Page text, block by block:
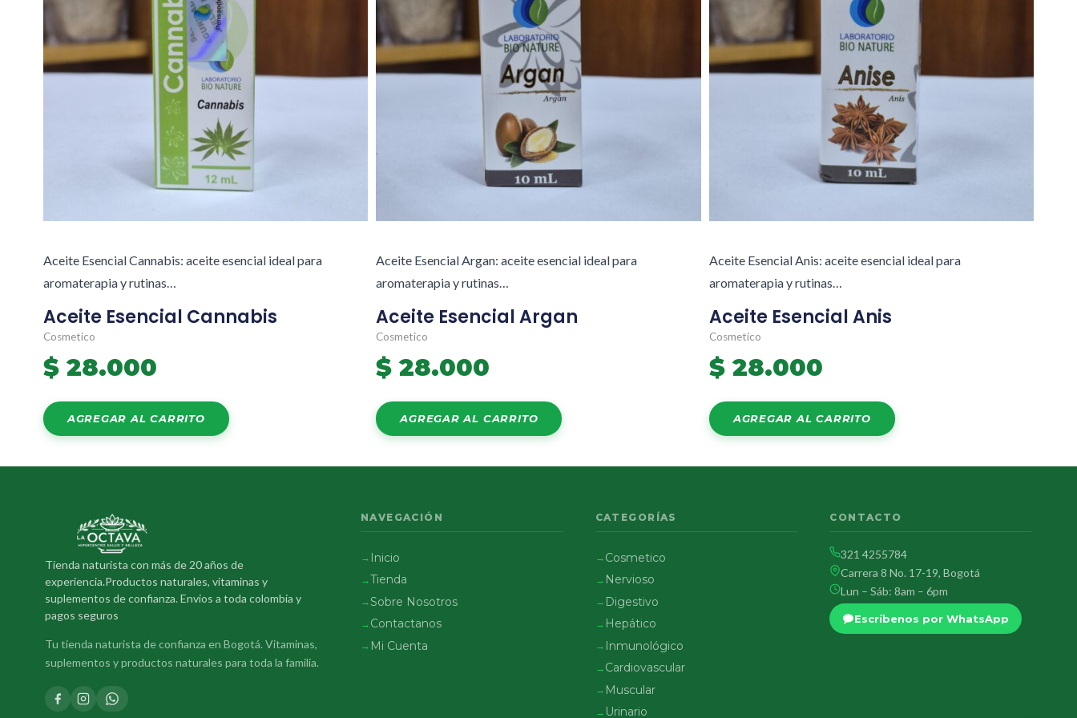
Aceite Esencial Cannabis: aceite esencial ideal para
aromaterapia y rutinas…
Aceite Esencial Cannabis
Cosmetico
$28.000
AGREGAR AL CARRITO
Aceite Esencial Argan: aceite esencial ideal para
aromaterapia y rutinas…
Aceite Esencial Argan
Cosmetico
$ 28.000
AGREGAR AL CARRITO
Aceite Esencial Anis: aceite esencial ideal para
aromaterapia y rutinas…
Aceite Esencial Anis
Cosmetico
$28.000
AGREGAR AL CARRITO
Tienda naturista con más de 20 años de
experiencia.Productos naturales, vitaminas y
suplementos de confianza. Envios a toda colombia y
pagos seguros
Tu tienda naturista de confianza en Bogotá. Vitaminas,
suplementos y productos naturales para toda la familia.
NAVEGACIÓN
Inicio
Tienda
Sobre Nosotros
Contactanos
Mi Cuenta
CATEGORÍAS
Cosmetico
Nervioso
Digestivo
Hepático
Inmunológico
Cardiovascular
Muscular
Urinario
CONTACTO
321 4255784
Carrera 8 No. 17-19, Bogotá
Lun – Sáb: 8am – 6pm
Escríbenos por WhatsApp